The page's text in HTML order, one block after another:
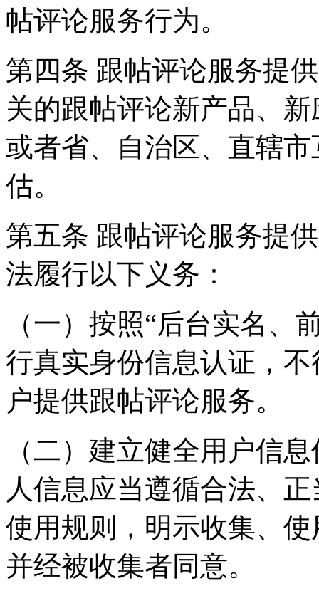
帖评论服务行为。
第四条 跟帖评论服务提
关的跟帖评论新产品、
或者省、自治区、直辖
估。
第五条 跟帖评论服务提
法履行以下义务：
（一）按照“后台实名、
行真实身份信息认证，
户提供跟帖评论服务。
（二）建立健全用户信
人信息应当遵循合法、
使用规则，明示收集、
并经被收集者同意。